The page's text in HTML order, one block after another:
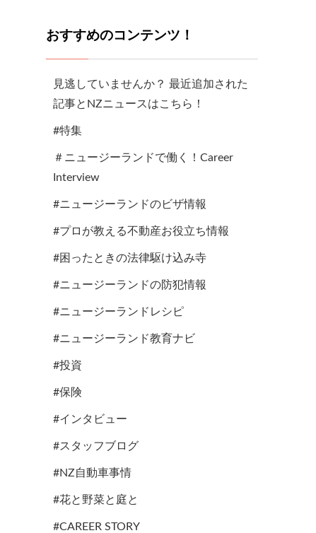
おすすめのコンテンツ！
見逃していませんか？ 最近追加された
記事とNZニュースはこちら！
#特集
＃ニュージーランドで働く！Career
Interview
#ニュージーランドのビザ情報
#プロが教える不動産お役立ち情報
#困ったときの法律駆け込み寺
#ニュージーランドの防犯情報
#ニュージーランドレシピ
#ニュージーランド教育ナビ
#投資
#保険
#インタビュー
#スタッフブログ
#NZ自動車事情
#花と野菜と庭と
#CAREER STORY